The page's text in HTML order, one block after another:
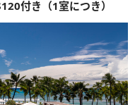
付き（1室につき）